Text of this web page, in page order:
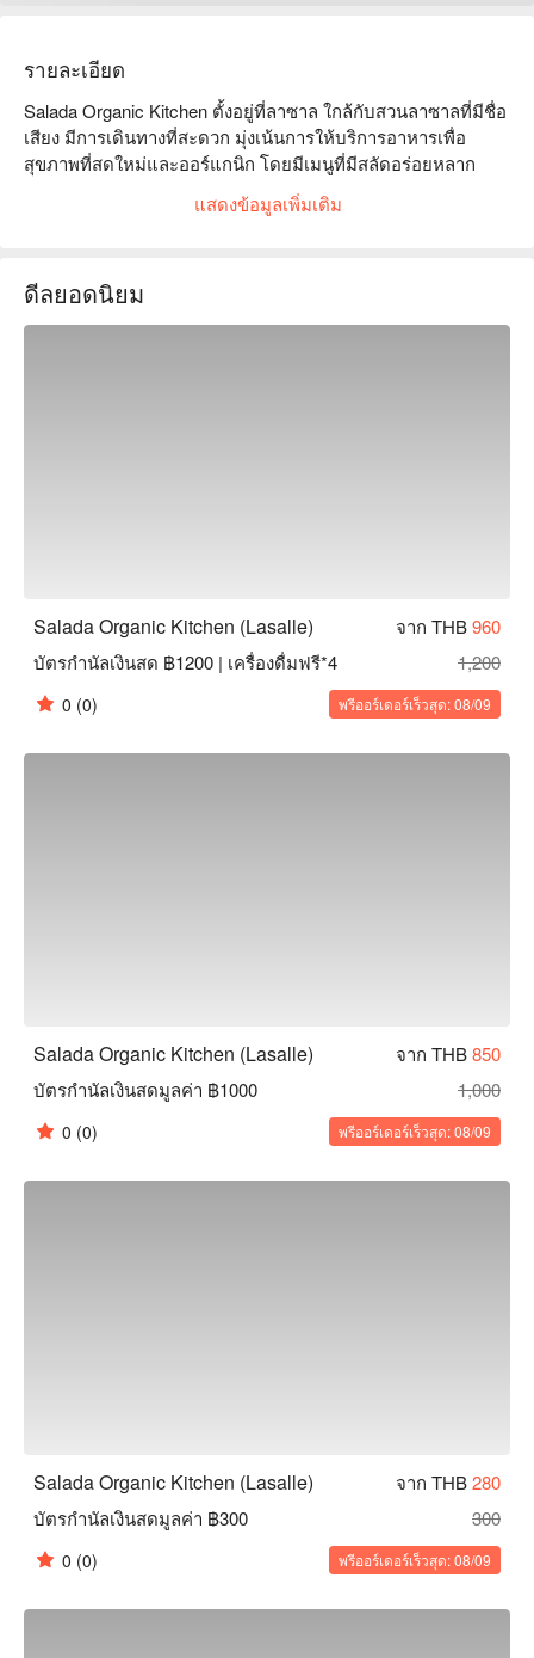
รายละเอียด
Salada Organic Kitchen ตั้งอยู่ที่ลาซาล ใกล้กับสวนลาซาลที่มีชื่อ
เสียง มีการเดินทางที่สะดวก มุ่งเน้นการให้บริการอาหารเพื่อ
สุขภาพที่สดใหม่และออร์แกนิก โดยมีเมนูที่มีสลัดอร่อยหลาก
หลายตัวเลือกสำหรับมังสวิรัติและเครื่องดื่มที่สร้างสรรค์ ซึ่งเป็นที่
นิยมในหมู่ผู้ที่รักสุขภาพ รีวิวจากลูกค้าส่วนใหญ่เป็นไปในเชิงบวก
พนักงานออฟฟิศที่ต้องการเพลิดเพลินกับมื้อกลางวันอย่างผ่อน
คลาย ไม่ว่าคุณจะเป็นมังสวิรัติหรือผู้ที่ใส่ใจสุขภาพ Salada
แสดงข้อมูลเพิ่มเติม
ดีลยอดนิยม
Salada Organic Kitchen (Lasalle) จาก THB960
บัตรกำนัลเงินสด ฿1200 | เครื่องดื่มฟรี*4
1,200
0 (0) พรีออร์เดอร์เร็วสุด: 08/09
Salada Organic Kitchen (Lasalle) จาก THB850
บัตรกำนัลเงินสดมูลค่า ฿1000
1,000
0 (0) พรีออร์เดอร์เร็วสุด: 08/09
Salada Organic Kitchen (Lasalle) จาก THB280
บัตรกำนัลเงินสดมูลค่า ฿300
300
0 (0) พรีออร์เดอร์เร็วสุด: 08/09